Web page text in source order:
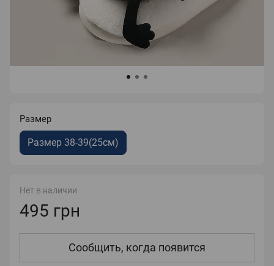
Размер
Размер 38-39(25см)
Нет в наличии
495 грн
Сообщить, когда появится